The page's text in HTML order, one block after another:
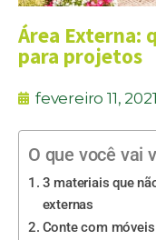
Área Externa:
para projetos
fevereiro 11,
O que você vai
3 materiais que
externas
Conte com